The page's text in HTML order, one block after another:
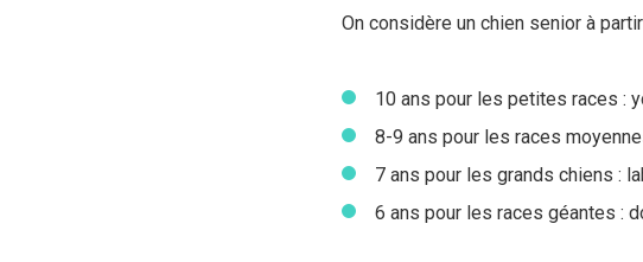
On considère un chien senior à
10 ans pour les petites races :
8-9 ans pour les races
7 ans pour les grands chiens :
6 ans pour les races géantes :